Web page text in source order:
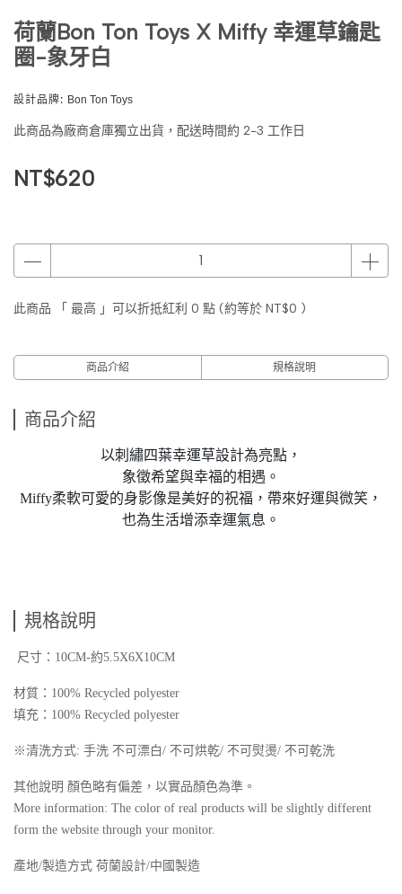
荷蘭Bon Ton Toys X Miffy 幸運草鑰匙
圈-象牙白
設計品牌: Bon Ton Toys
此商品為廠商倉庫獨立出貨，配送時間約 2-3 工作日
NT$620
此商品 「 最高 」可以折抵紅利 0 點 (約等於 NT$0 )
商品介紹 規格說明
商品介紹
以刺繡四葉幸運草設計為亮點，
象徵希望與幸福的相遇。
Miffy柔軟可愛的身影像是美好的祝福，帶來好運與微笑，
也為生活增添幸運氣息。
規格說明
尺寸：10CM-約5.5X6X10CM
材質：100% Recycled polyester
填充：100% Recycled polyester
※清洗方式: 手洗 不可漂白/ 不可烘乾/ 不可熨燙/ 不可乾洗
其他說明 顏色略有偏差，以實品顏色為準。
More information: The color of real products will be slightly different
form the website through your monitor.
產地/製造方式 荷蘭設計/中國製造